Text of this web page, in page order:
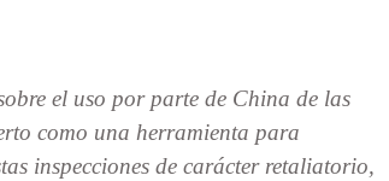
el uso por parte de China de las
como una herramienta para
inspecciones de carácter retaliatorio,